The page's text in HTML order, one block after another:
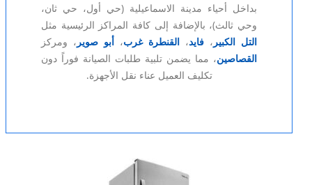
بداخل أحياء مدينة الاسماعيلية (حي أول، حي ثان،
وحي ثالث)، بالإضافة إلى كافة المراكز الرئيسية مثل
التل الكبير ، فايد، القنطرة غرب، أبو صوير ، ومركز
القصاصين، مما يضمن تلبية طلبات الصيانة فوراً دون
تكليف العميل عناء نقل الأجهزة.